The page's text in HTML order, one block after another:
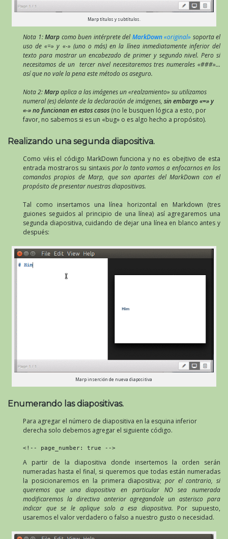
Marp títulos y subtítulos.
Nota 1:Marp como buen intérprete delMarkDown«original» soporta el
uso de «=» y «-» (uno o más) en la línea inmediatamente inferior del
texto para mostrar un encabezado de primer y segundo nivel. Pero si
necesitamos de un tercer nivel necesitaremos tres numerales «###»…
así que no vale la pena este método os aseguro.
Nota 2:Marpaplica a las imágenes un «realzamiento» su utilizamos
numeral (es) delante de la declaración de imágenes, sin embargo «=» y
«-» no funcionan en estos casos (no le busquen lógica a esto, por
favor, no sabemos si es un «bug» o es algo hecho a propósito).
Realizando una segunda diapositiva.
Como véis el código MarkDown funciona y no es obejtivo de esta
entrada mostraros su sintaxis por lo tanto vamos a enfocarnos en los
comandos propios de Marp, que son apartes del MarkDown con el
propósito de presentar nuestras diapositivas.
Tal como insertamos una línea horizontal en Markdown (tres
guiones seguidos al principio de una línea) así agregaremos una
segunda diapositiva, cuidando de dejar una línea en blanco antes y
después:
Marp inserción de nueva diapositiva
Enumerando las diapositivas.
Para agregar el número de diapositiva en la esquina inferior
derecha solo debemos agregar el siguiente código.
<!-- page_number: true -->
A partir de la diapositiva donde insertemos la orden serán
numeradas hasta el final, si queremos que todas están numeradas
la posicionaremos en la primera diapositiva; por el contrario, si
queremos que una diapositiva en particular NO sea numerada
modificaremos la directiva anterior agregandole un asterisco para
indicar que se le aplique solo a esa diapositiva. Por supuesto,
usaremos el valor verdadero o falso a nuestro gusto o necesidad.